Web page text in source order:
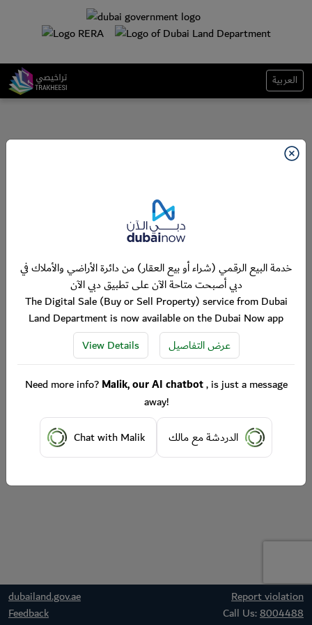
العربية
dubailand.gov.ae
Report violation
Feedback
Call Us:8004488
خدمة البيع الرقمي (شراء أو بيع العقار) من دائرة الأراضي والأملاك في
دبي أصبحت متاحة الآن على تطبيق دبي الآن
The Digital Sale (Buy or Sell Property) service from Dubai
Land Department is now available on the Dubai Now app
View Details
عرض التفاصيل
Need more info?Malik, our AI chatbot, is just a message
away!
Chat with Malik
الدردشة مع مالك